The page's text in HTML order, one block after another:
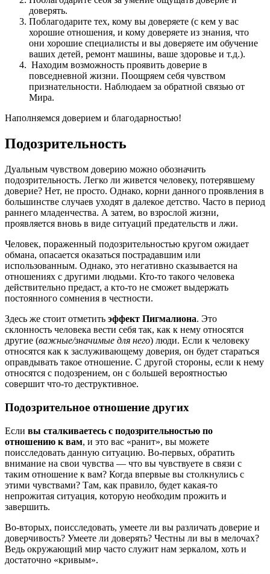
доверять.
Поблагодарите тех, кому вы доверяете (с кем у вас
хорошие отношения, и кому доверяете из знания, что
они хорошие специалисты и вы доверяете им обучение
ваших детей, ремонт машины, ваше здоровье и т.д.).
Находим возможность проявить доверие в
повседневной жизни. Поощряем себя чувством
признательности. Наблюдаем за обратной связью от
Мира.
Наполняемся доверием и благодарностью!
Подозрительность
Дуальным чувством доверию можно обозначить
подозрительность. Легко ли живется человеку, потерявшему
доверие? Нет, не просто. Однако, корни данного проявления в
большинстве случаев уходят в далекое детство. Часто в период
раннего младенчества. А затем, во взрослой жизни,
проявляется вновь в виде ситуаций предательств и лжи.
Человек, пораженный подозрительностью кругом ожидает
обмана, опасается оказаться пострадавшим или
использованным. Однако, это негативно сказывается на
отношениях с другими людьми. Кто-то такого человека
действительно предаст, а кто-то не сможет выдержать
постоянного сомнения в честности.
Здесь же стоит отметить эффект Пигмалиона. Это
склонность человека вести себя так, как к нему относятся
другие (важные/значимые для него) люди. Если к человеку
относятся как к заслуживающему доверия, он будет стараться
оправдывать такое отношение. С другой стороны, если к нему
относятся с подозрением, он с большей вероятностью
совершит что-то деструктивное.
Подозрительное отношение других
Если вы сталкиваетесь с подозрительностью по
отношению к вам, и это вас «ранит», вы можете
поисследовать данную ситуацию. Во-первых, обратить
внимание на свои чувства — что вы чувствуете в связи с
таким отношение к вам? Когда впервые вы столкнулись с
этими чувствами? Там, как правило, будет какая-то
непрожитая ситуация, которую необходим прожить и
завершить.
Во-вторых, поисследовать, умеете ли вы различать доверие и
доверчивость? Умеете ли доверять? Честны ли вы в мелочах?
Ведь окружающий мир часто служит нам зеркалом, хоть и
достаточно «кривым».